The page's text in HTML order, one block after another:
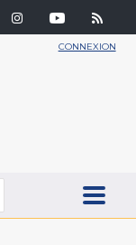
CONNEXION